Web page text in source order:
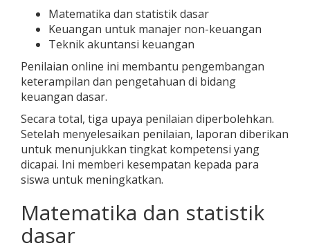
Matematika dan statistik dasar
Keuangan untuk manajer non-keuangan
Teknik akuntansi keuangan
Penilaian online ini membantu pengembangan
keterampilan dan pengetahuan di bidang
keuangan dasar.
Secara total, tiga upaya penilaian diperbolehkan.
Setelah menyelesaikan penilaian, laporan diberikan
untuk menunjukkan tingkat kompetensi yang
dicapai. Ini memberi kesempatan kepada para
siswa untuk meningkatkan.
Matematika dan statistik
dasar